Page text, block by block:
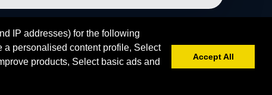
IP addresses) for the following
personalised content profile, Select
products, Select basic ads and
Accept All